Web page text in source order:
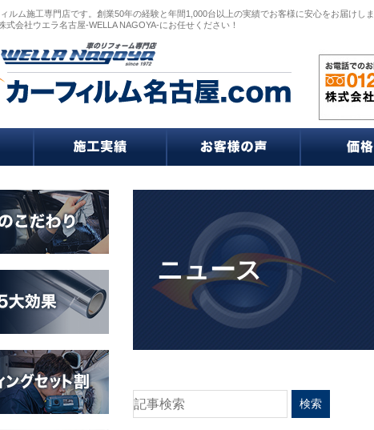
ルム施工専門店です。創業50年の経験と年間1,000台以上の実績でお客様に安心をお届けしま
式会社ウエラ名古屋-WELLA NAGOYA-にお任せください！
ニュース